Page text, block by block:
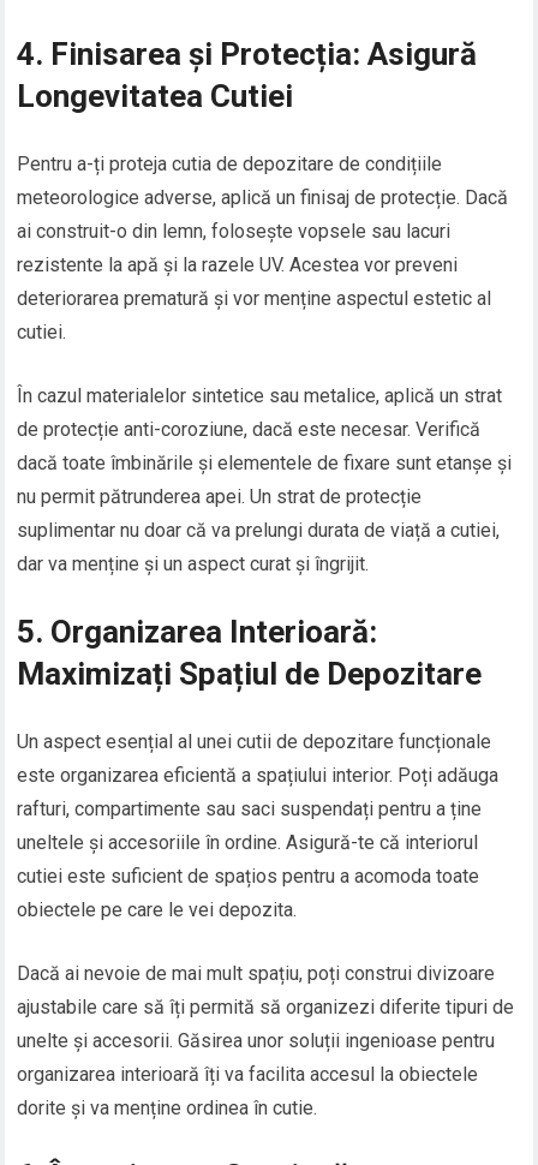
4. Finisarea și Protecția: Asigură
Longevitatea Cutiei
Pentru a-ți proteja cutia de depozitare de condițiile
meteorologice adverse, aplică un finisaj de protecție. Dacă
ai construit-o din lemn, folosește vopsele sau lacuri
rezistente la apă și la razele UV. Acestea vor preveni
deteriorarea prematură și vor menține aspectul estetic al
cutiei.
În cazul materialelor sintetice sau metalice, aplică un strat
de protecție anti-coroziune, dacă este necesar. Verifică
dacă toate îmbinările și elementele de fixare sunt etanșe și
nu permit pătrunderea apei. Un strat de protecție
suplimentar nu doar că va prelungi durata de viață a cutiei,
dar va menține și un aspect curat și îngrijit.
5. Organizarea Interioară:
Maximizați Spațiul de Depozitare
Un aspect esențial al unei cutii de depozitare funcționale
este organizarea eficientă a spațiului interior. Poți adăuga
rafturi, compartimente sau saci suspendați pentru a ține
uneltele și accesoriile în ordine. Asigură-te că interiorul
cutiei este suficient de spațios pentru a acomoda toate
obiectele pe care le vei depozita.
Dacă ai nevoie de mai mult spațiu, poți construi divizoare
ajustabile care să îți permită să organizezi diferite tipuri de
unelte și accesorii. Găsirea unor soluții ingenioase pentru
organizarea interioară îți va facilita accesul la obiectele
dorite și va menține ordinea în cutie.